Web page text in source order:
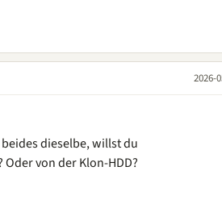
2026-
dieselbe, willst du
von der Klon-HDD?